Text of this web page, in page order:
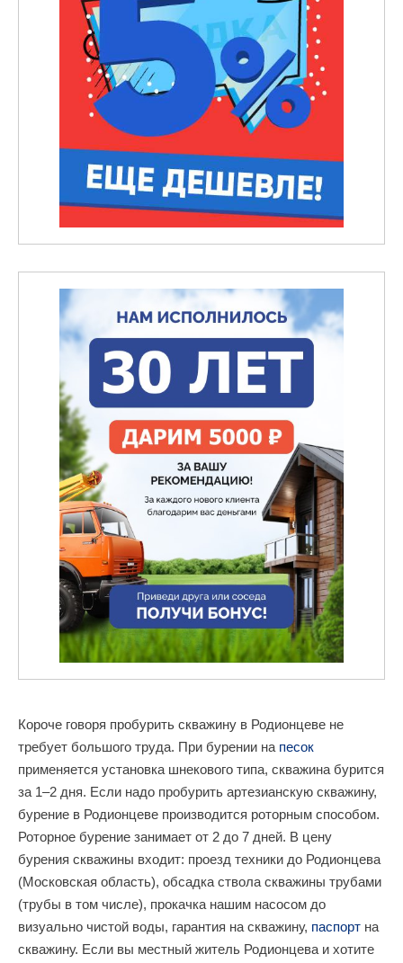
Короче говоря пробурить скважину в Родионцеве не
требует большого труда. При бурении на песок
применяется установка шнекового типа, скважина бурится
за 1–2 дня. Если надо пробурить артезианскую скважину,
бурение в Родионцеве производится роторным способом.
Роторное бурение занимает от 2 до 7 дней. В цену
бурения скважины входит: проезд техники до Родионцева
(Московская область), обсадка ствола скважины трубами
(трубы в том числе), прокачка нашим насосом до
визуально чистой воды, гарантия на скважину, паспорт на
скважину. Если вы местный житель Родионцева и хотите